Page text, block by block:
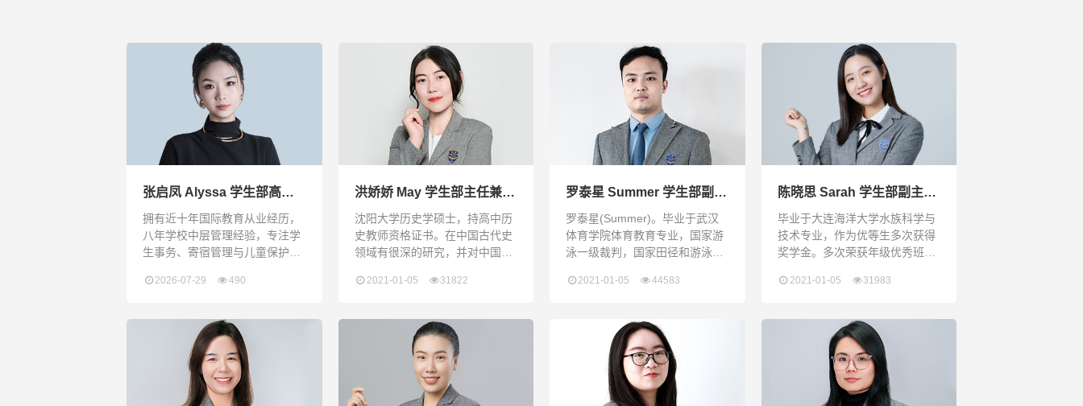
张启凤 Alyssa 学生部高级
主任
拥有近十年国际教育从业经历，
八年学校中层管理经验，专注学
生事务、寄宿管理与儿童保护。
务八百余名寄宿与走读学生。过
从 0 到 1 搭建，落地数字化无纸
化学生管理体系，熟悉学生安全
管控、家校运营与团队统筹全流
程。擅长以系统化思维搭建制
度、流程与数字化平台，并以可
2026-07-29 490
洪娇娇 May 学生部主任兼班
主任
沈阳大学历史学硕士，持高中历
史教师资格证书。在中国古代史
领域有很深的研究，并对中国地
技学校任高中历史及地理老师，
富。多次荣获优秀班主任荣誉。
2021-01-05 31822
罗泰星 Summer 学生部副主
任兼班主任
罗泰星(Summer)。毕业于武汉
体育学院体育教育专业，国家游
泳一级裁判，国家田径和游泳二
证，国家中级游泳社会指导员
工作于湖北省省重点学校，2015
–2016年获得武汉市汉阳区优秀
青年教师，优秀教练等称号，个
人性格开朗、自信、自律、有较
强的组织能力、良好的团队合作
2021-01-05 44583
陈晓思 Sarah 学生部副主
任、学术协调员兼班主任
毕业于大连海洋大学水族科学与
技术专业，作为优等生多次获得
奖学金。多次荣获年级优秀班主
能力，擅长于学生相处、带领学
2021-01-05 31983